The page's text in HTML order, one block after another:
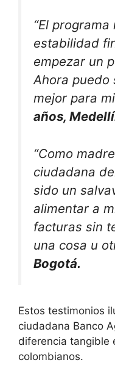
“El
estabilidad
empezar un
Ahora puedo
mejor para
años,
“Como
ciudadana
sido un
alimentar a
facturas sin
una cosa u
Bogotá.
Estos testimonios
ciudadana Banco
diferencia tangible
colombianos.